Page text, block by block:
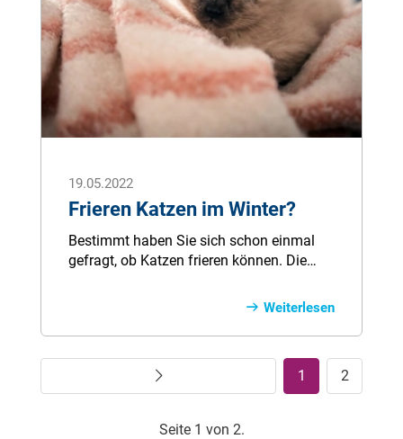
19.05.2022
Frieren Katzen im Winter?
Bestimmt haben Sie sich schon einmal
gefragt, ob Katzen frieren können. Die
hier weiter und erfahren Sie, woran Sie
helfen können und wann sie zum Tierarzt
muss.
Weiterlesen
1 2
Seite 1 von 2.